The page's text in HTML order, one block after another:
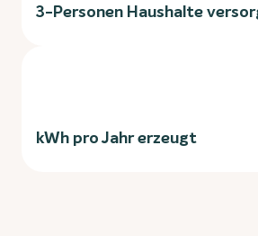
3-Personen Haushalte
kWh pro Jahr erzeugt